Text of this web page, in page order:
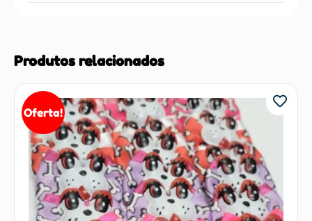
Produtos relacionados
Oferta!